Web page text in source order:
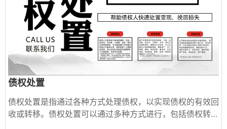
债权处置
债权处置是指通过各种方式处理债权，以实现债权的有效回
收或转移。‌债权处置可以通过多种方式进行，包括‌债权转让